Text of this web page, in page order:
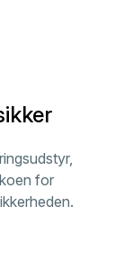
for